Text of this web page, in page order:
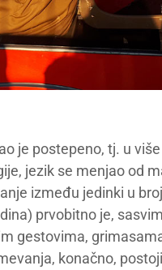
je postepeno, tj. u
jezik se menjao od
između jedinki u
prvobitno je,
gestovima,
konačno,